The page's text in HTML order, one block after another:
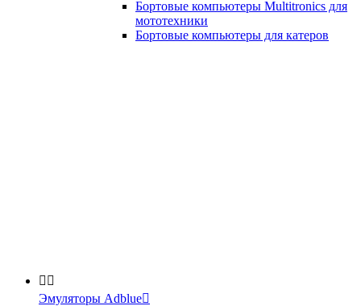
Бортовые компьютеры Multitronics для
мототехники
Бортовые компьютеры для катеров
 
Эмуляторы Adblue